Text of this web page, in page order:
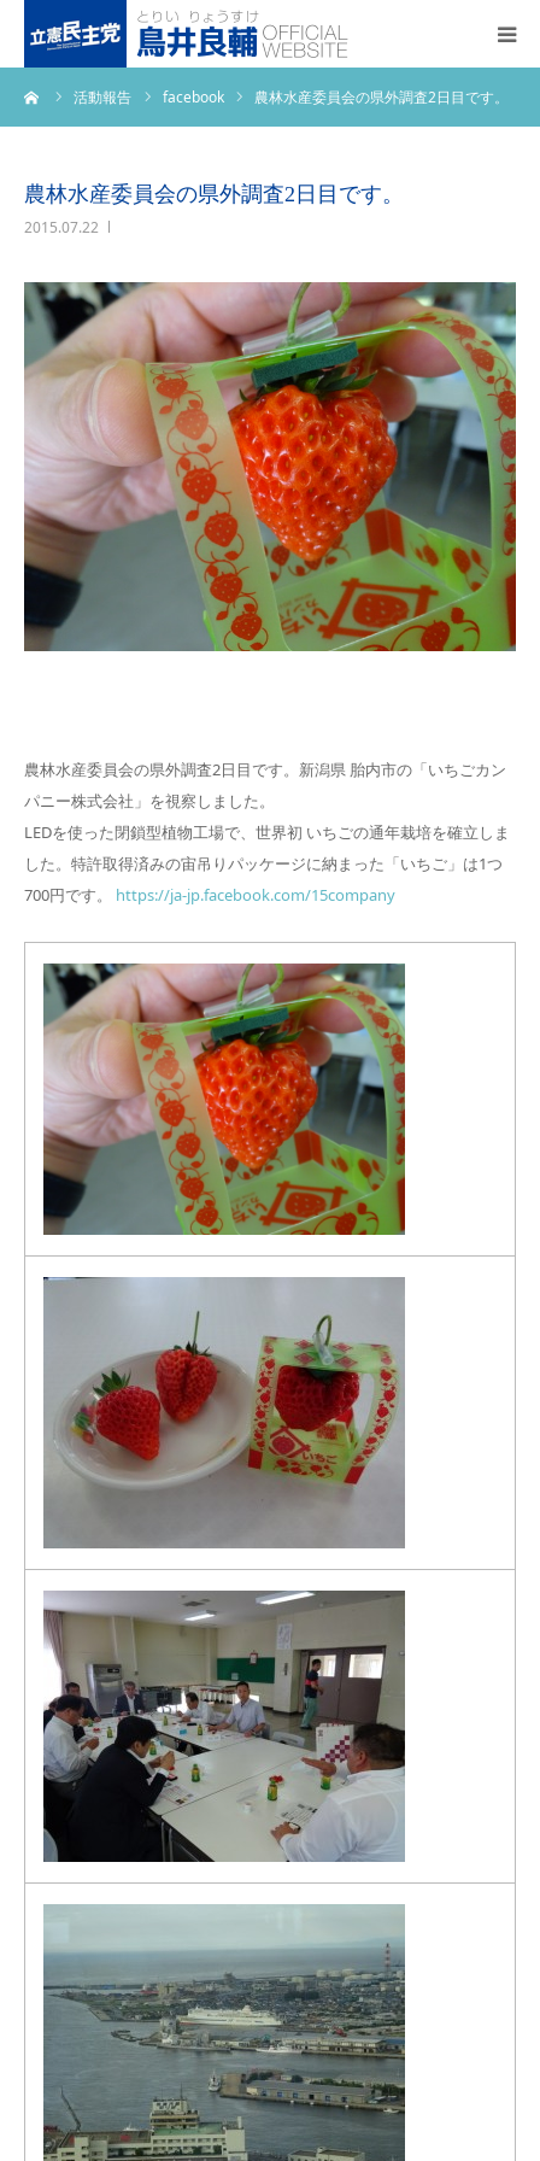
活動報告 facebook 農林水産委員会の県外調査2日目です。
農林水産委員会の県外調査2日目です。
2015.07.22
農林水産委員会の県外調査2日目です。新潟県 胎内市の「いちごカン
パニー株式会社」を視察しました。
LEDを使った閉鎖型植物工場で、世界初 いちごの通年栽培を確立しま
した。特許取得済みの宙吊りパッケージに納まった「いちご」は1つ
700円です。 https://ja-jp.facebook.com/15company
トップページ
プロフィール
事務所アクセス
活動報告